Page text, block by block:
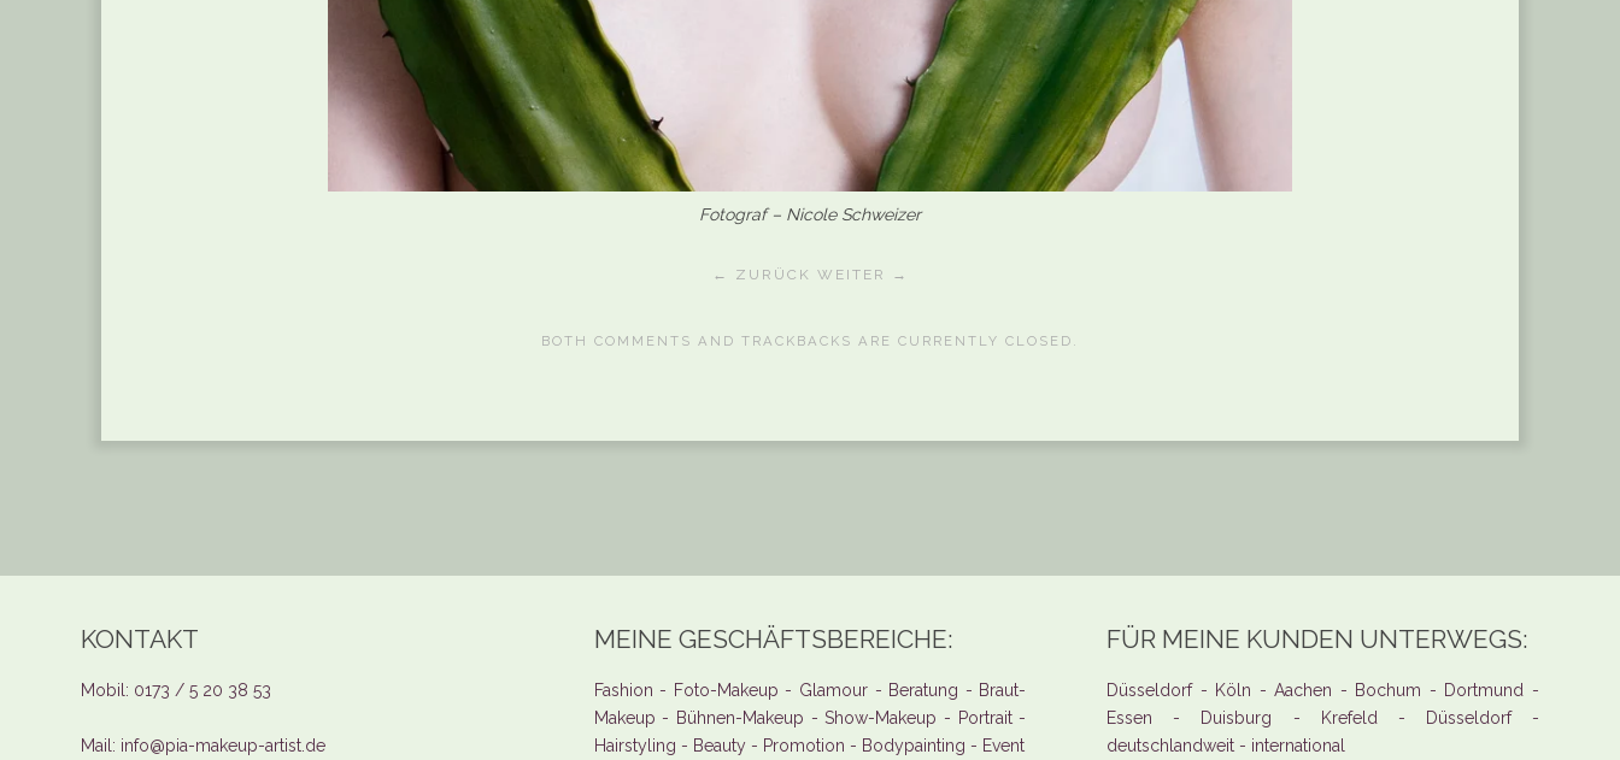
Fotograf – Nicole Schweizer
← ZURÜCK WEITER →
BOTH COMMENTS AND TRACKBACKS ARE CURRENTLY CLOSED.
KONTAKT
Mobil: 0173 / 5 20 38 53
Mail: info@pia-makeup-artist.de
MEINE GESCHÄFTSBEREICHE:
Fashion - Foto-Makeup - Glamour - Beratung - Braut-
Makeup - Bühnen-Makeup - Show-Makeup - Portrait -
Hairstyling - Beauty - Promotion - Bodypainting - Event
FÜR MEINE KUNDEN UNTERWEGS:
Düsseldorf - Köln - Aachen - Bochum - Dortmund -
Essen - Duisburg - Krefeld - Düsseldorf -
deutschlandweit - international